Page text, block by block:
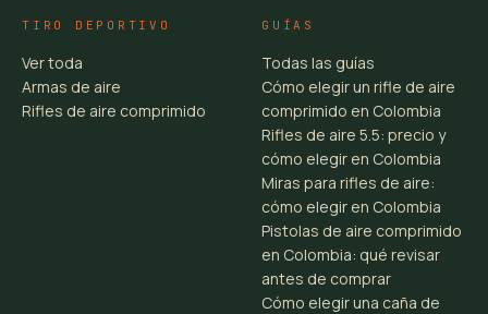
TIRO DEPORTIVO
Ver toda
Armas de aire
Rifles de aire comprimido
GUÍAS
Todas las guías
Cómo elegir un rifle de aire
comprimido en Colombia
Rifles de aire 5.5: precio y
cómo elegir en Colombia
Miras para rifles de aire:
cómo elegir en Colombia
Pistolas de aire comprimido
en Colombia: qué revisar
antes de comprar
Cómo elegir una caña de